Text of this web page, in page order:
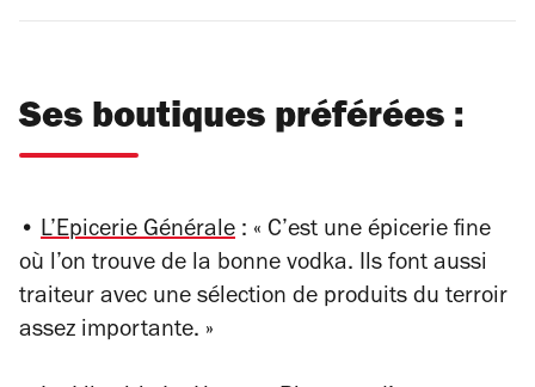
Ses boutiques préférées :
• L’Epicerie Générale : « C’est une épicerie fine
où l’on trouve de la bonne vodka. Ils font aussi
traiteur avec une sélection de produits du terroir
assez importante. »